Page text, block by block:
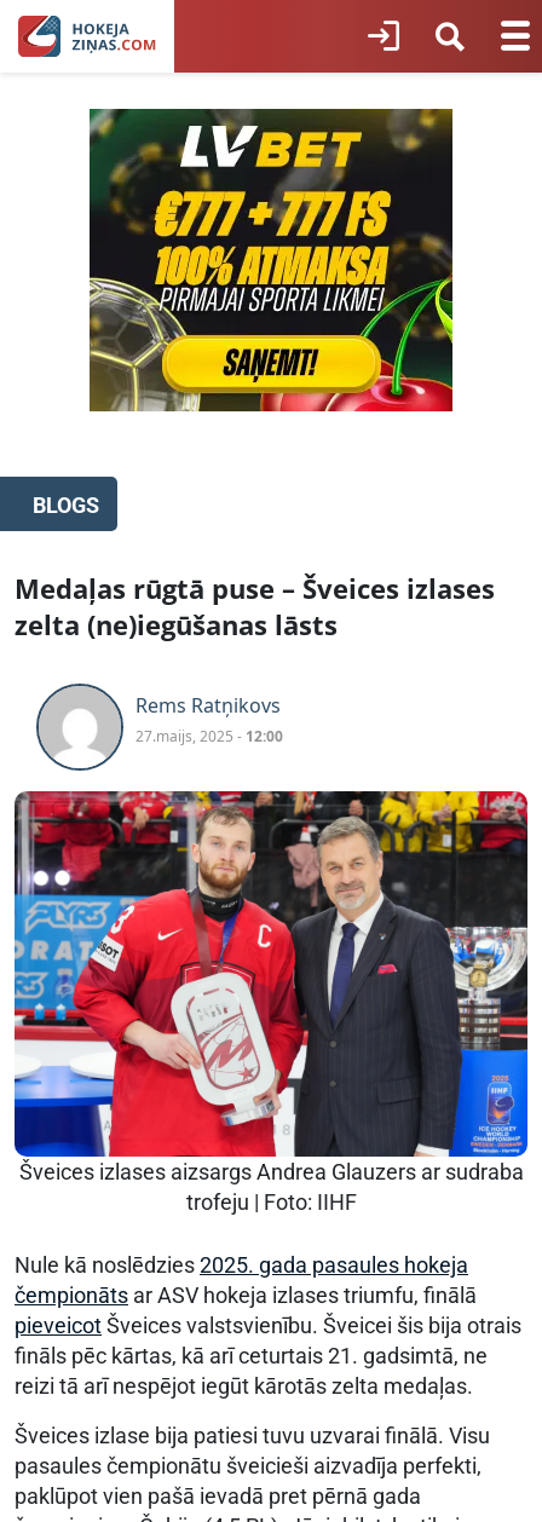
BLOGS
Medaļas rūgtā puse – Šveices izlases
zelta (ne)iegūšanas lāsts
Rems Ratņikovs
27.maijs, 2025 - 12:00
Šveices izlases aizsargs Andrea Glauzers ar sudraba
trofeju | Foto: IIHF
Nule kā noslēdzies2025. gada pasaules hokeja
čempionāts ar ASV hokeja izlases triumfu, finālā
pieveicotŠveices valstsvienību. Šveicei šis bija otrais
fināls pēc kārtas, kā arī ceturtais 21. gadsimtā, ne
reizi tā arī nespējot iegūt kārotās zelta medaļas.
Šveices izlase bija patiesi tuvu uzvarai finālā. Visu
pasaules čempionātu šveicieši aizvadīja perfekti,
paklūpot vien pašā ievadā pret pērnā gada